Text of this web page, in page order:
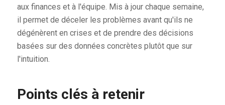
aux finances et à l'équipe. Mis à jour chaque semaine,
il permet de déceler les problèmes avant qu'ils ne
dégénèrent en crises et de prendre des décisions
basées sur des données concrètes plutôt que sur
l'intuition.
Points clés à retenir